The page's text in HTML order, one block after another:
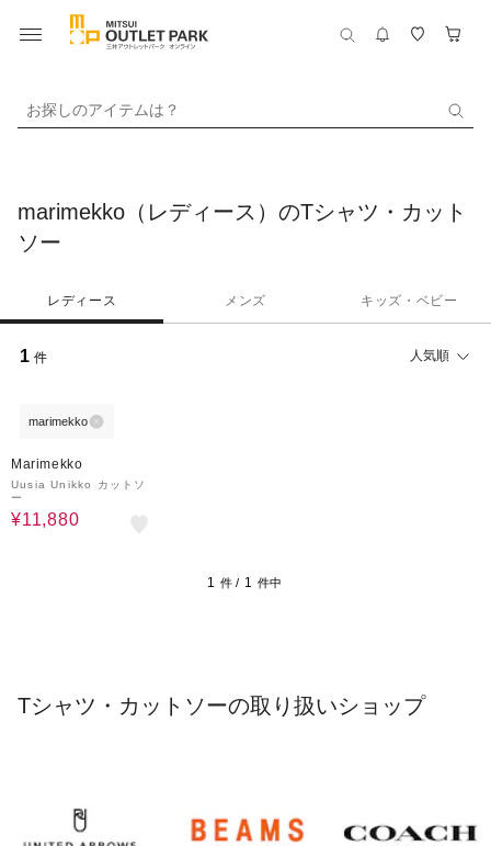
お探しのアイテムは？
marimekko（レディース）のTシャツ・カット
ソー
レディース メンズ キッズ・ベビー
1 件 人気順
marimekko
Marimekko
Uusia Unikko カットソ
ー
¥11,880
1 件 / 1 件中
Tシャツ・カットソーの取り扱いショップ